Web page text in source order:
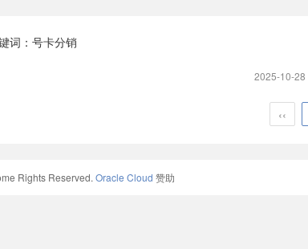
词：号卡分销
2025-10-28
‹‹
Rights Reserved. Oracle Cloud 赞助